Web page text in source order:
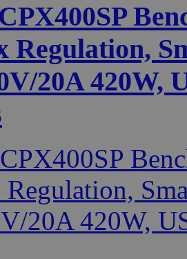
Regulation,
20A 420W,